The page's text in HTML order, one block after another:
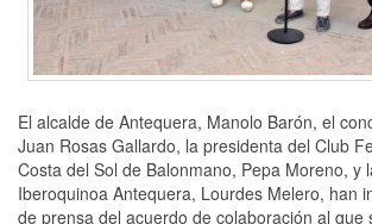
El alcalde de Antequera, Manolo Barón, el
Juan Rosas Gallardo, la presidenta del Club
Costa del Sol de Balonmano, Pepa Moreno, y
Iberoquinoa Antequera, Lourdes Melero, han
de prensa del acuerdo de colaboración al que